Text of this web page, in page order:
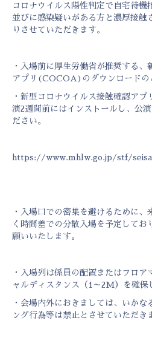
コロナウイルス陽性判定で自宅待機
並びに感染疑いがある方と濃厚接触
りさせていただきます。
・入場前に厚生労働省が推奨する
アプリ(COCOA)のダウンロードの
・新型コロナウイルス接触確認ア
演2週間前にはインストールし、公
ださい。
https://www.mhlw.go.jp/stf/
・入場口での密集を避けるために、
く時間差での分散入場を予定してお
願いいたします。
・入場列は係員の配置またはフロア
ャルディスタンス（1～2M）を確保
・会場内外におきましては、いかな
ング行為等は禁止とさせていただき